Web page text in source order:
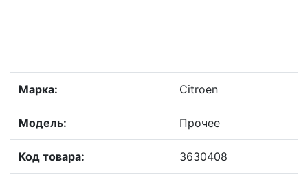
Марка: Citroen
Модель: Прочее
Код товара: 3630408